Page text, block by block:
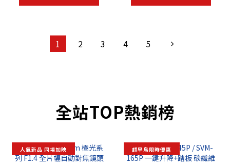
1 2 3 4 5
全站TOP熱銷榜
人氣新品 同場加映 超早鳥限時優惠